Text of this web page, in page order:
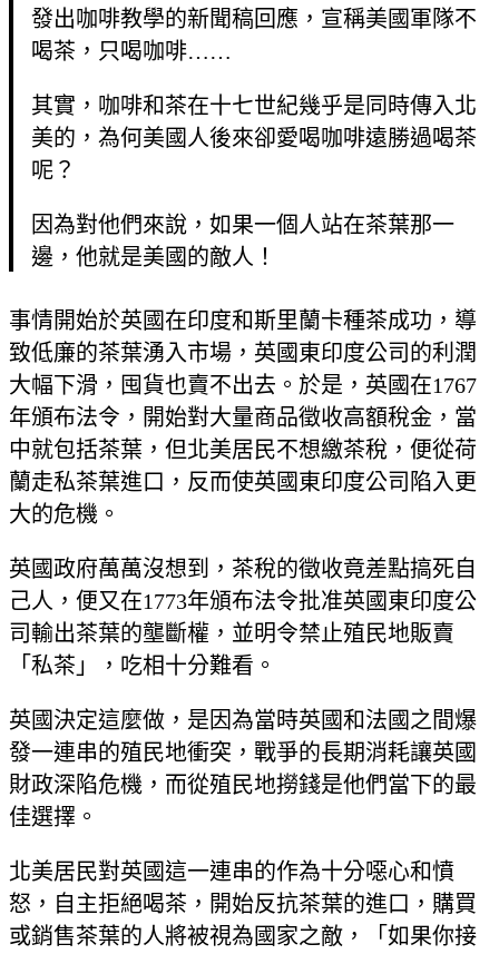
發出咖啡教學的新聞稿回應，宣稱美國軍隊不
喝茶，只喝咖啡……
其實，咖啡和茶在十七世紀幾乎是同時傳入北
美的，為何美國人後來卻愛喝咖啡遠勝過喝茶
呢？
因為對他們來說，如果一個人站在茶葉那一
邊，他就是美國的敵人！
事情開始於英國在印度和斯里蘭卡種茶成功，導
致低廉的茶葉湧入市場，英國東印度公司的利潤
大幅下滑，囤貨也賣不出去。於是，英國在1767
年頒布法令，開始對大量商品徵收高額稅金，當
中就包括茶葉，但北美居民不想繳茶稅，便從荷
蘭走私茶葉進口，反而使英國東印度公司陷入更
大的危機。
英國政府萬萬沒想到，茶稅的徵收竟差點搞死自
己人，便又在1773年頒布法令批准英國東印度公
司輸出茶葉的壟斷權，並明令禁止殖民地販賣
「私茶」，吃相十分難看。
英國決定這麼做，是因為當時英國和法國之間爆
發一連串的殖民地衝突，戰爭的長期消耗讓英國
財政深陷危機，而從殖民地撈錢是他們當下的最
佳選擇。
北美居民對英國這一連串的作為十分噁心和憤
怒，自主拒絕喝茶，開始反抗茶葉的進口，購買
或銷售茶葉的人將被視為國家之敵，「如果你接